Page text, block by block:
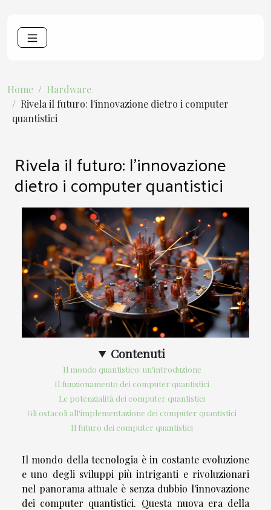
Home
Hardware
Rivela il futuro: l'innovazione dietro i computer
quantistici
Rivela il futuro: l'innovazione
dietro i computer quantistici
Contenuti
Il mondo quantistico: un'introduzione
Il funzionamento dei computer quantistici
Le potenzialità dei computer quantistici
Gli ostacoli all'implementazione dei computer quantistici
Il futuro dei computer quantistici
Il mondo della tecnologia è in costante evoluzione
e uno degli sviluppi più intriganti e rivoluzionari
nel panorama attuale è senza dubbio l'innovazione
dei computer quantistici. Questa nuova era della